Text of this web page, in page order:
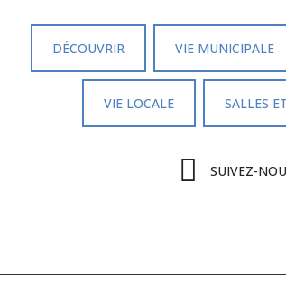
DÉCOUVRIR VIE MUNICIPALE
VIE LOCALE SALLES
SUIVEZ-